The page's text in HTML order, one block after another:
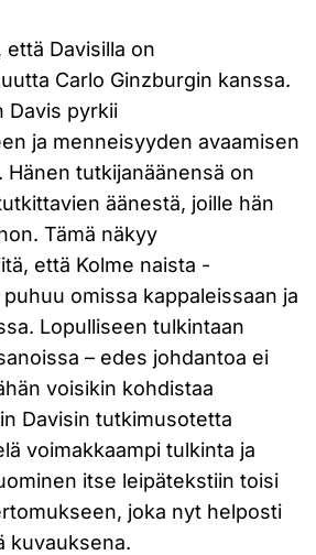
että Davisilla on
Carlo Ginzburgin kanssa.
Davis pyrkii
ja menneisyyden avaamisen
tutkijanäänensä on
äänestä, joille hän
Tämä näkyy
että Kolme naista -
omissa kappaleissaan ja
Lopulliseen tulkintaan
– edes johdantoa ei
voisikin kohdistaa
Davisin tutkimusotetta
voimakkaampi tulkinta ja
itse leipätekstiin toisi
joka nyt helposti
kuvauksena.